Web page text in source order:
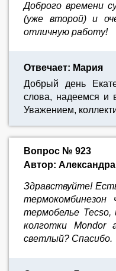
Доброго времени
(уже второй) и
отличную работу!
Отвечает: Мария
Добрый день
слова, надеемся и
Уважением,
Вопрос № 923
Автор: Александра
Здравствуйте!
термокомбинезон
термобелье Tecso,
колготки Mondor
светлый? Спасибо.